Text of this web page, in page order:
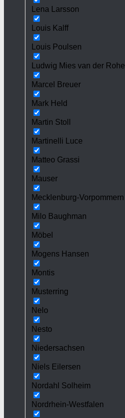
Lena Larsson
Louis Kalff
Louis Poulsen
Ludwig Mies van der Rohe
Marcel Breuer
Mark Held
Martin Stoll
Martinelli Luce
Matteo Grassi
Mauser
Mecklenburg-Vorpommern
Milo Baughman
Möbel
Mogens Hansen
Montis
Musterring
Nelo
Nesto
Niedersachsen
Niels Eilersen
Nordahl Solheim
Nordrhein-Westfalen